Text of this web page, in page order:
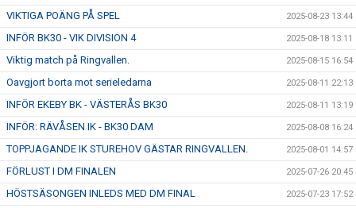
VIKTIGA POÄNG PÅ SPEL 2025-08-23 13:44
INFÖR BK30 - VIK DIVISION 4 2025-08-18 13:11
Viktig match på Ringvallen. 2025-08-15 16:54
Oavgjort borta mot serieledarna 2025-08-11 22:13
INFÖR EKEBY BK - VÄSTERÅS BK30 2025-08-11 13:19
INFÖR: RÄVÅSEN IK - BK30 DAM 2025-08-08 16:24
TOPPJAGANDE IK STUREHOV GÄSTAR RINGVALLEN. 2025-08-01 14:57
FÖRLUST I DM FINALEN 2025-07-26 20:45
HÖSTSÄSONGEN INLEDS MED DM FINAL 2025-07-23 17:52